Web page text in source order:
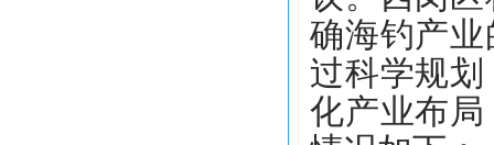
确海钓产
过科学规
化产业布